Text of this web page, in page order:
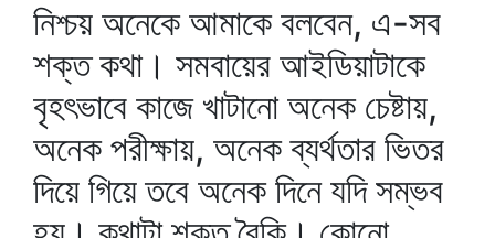
নিশ্চয় অনেকে আমাকে বলবেন, এ-সব
শক্ত কথা। সমবায়ের আইডিয়াটাকে
বৃহৎভাবে কাজে খাটানো অনেক চেষ্টায়,
অনেক পরীক্ষায়, অনেক ব্যর্থতার ভিতর
দিয়ে গিয়ে তবে অনেক দিনে যদি সম্ভব